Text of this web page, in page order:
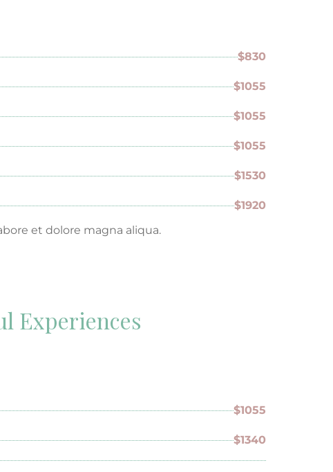
$830
$1055
$1055
$1055
$1530
$1920
et dolore magna aliqua.
Experiences
$1055
$1340